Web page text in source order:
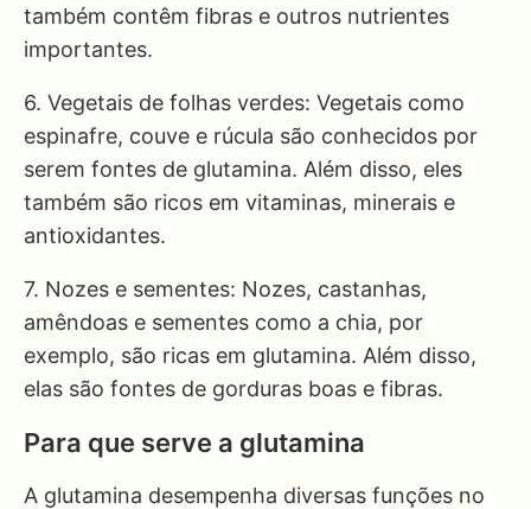
também contêm fibras e outros nutrientes
importantes.
6. Vegetais de folhas verdes: Vegetais como
espinafre, couve e rúcula são conhecidos por
serem fontes de glutamina. Além disso, eles
também são ricos em vitaminas, minerais e
antioxidantes.
7. Nozes e sementes: Nozes, castanhas,
amêndoas e sementes como a chia, por
exemplo, são ricas em glutamina. Além disso,
elas são fontes de gorduras boas e fibras.
Para que serve a glutamina
A glutamina desempenha diversas funções no